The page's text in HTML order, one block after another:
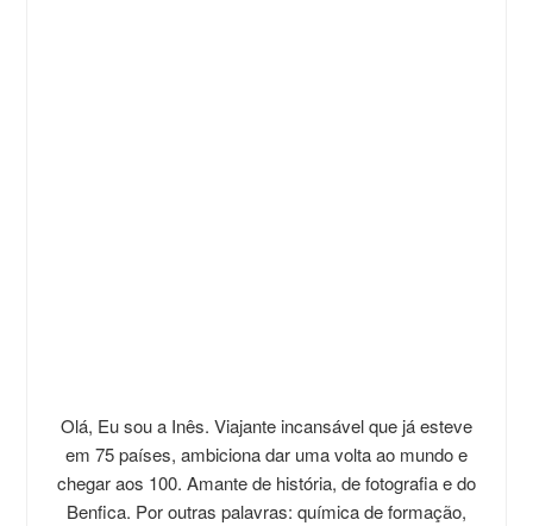
Olá, Eu sou a Inês. Viajante incansável que já esteve
em 75 países, ambiciona dar uma volta ao mundo e
chegar aos 100. Amante de história, de fotografia e do
Benfica. Por outras palavras: química de formação,